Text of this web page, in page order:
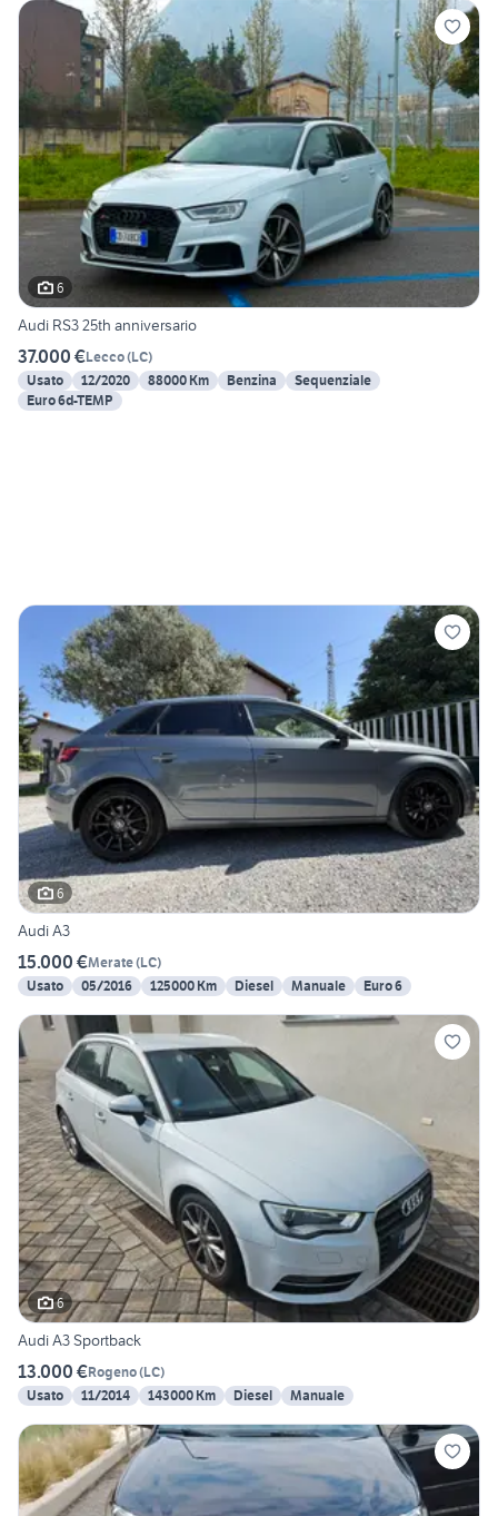
6
Audi RS3 25th anniversario
37.000 €Lecco(LC)
Usato
12/2020 88000 Km Benzina
Sequenziale
Euro 6d-TEMP
6
Audi A3
15.000 €Merate(LC)
Usato
05/2016 125000 Km Diesel Manuale Euro 6
6
Audi A3 Sportback
13.000 €Rogeno(LC)
Usato
11/2014 143000 Km Diesel Manuale